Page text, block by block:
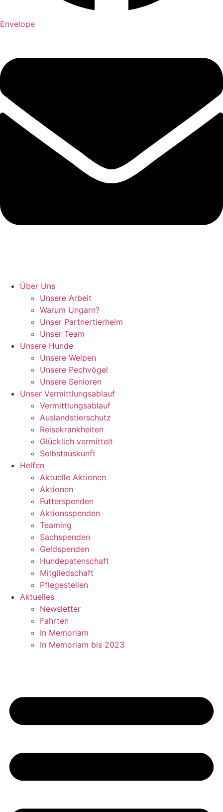
Envelope
Über Uns
Unsere Arbeit
Warum Ungarn?
Unser Partnertierheim
Unser Team
Unsere Hunde
Unsere Welpen
Unsere Pechvögel
Unsere Senioren
Unser Vermittlungsablauf
Vermittlungsablauf
Auslandstierschutz
Reisekrankheiten
Glücklich vermittelt
Selbstauskunft
Helfen
Aktuelle Aktionen
Aktionen
Futterspenden
Aktionsspenden
Teaming
Sachspenden
Geldspenden
Hundepatenschaft
Mitgliedschaft
Pflegestellen
Aktuelles
Newsletter
Fahrten
In Memoriam
In Memoriam bis 2023